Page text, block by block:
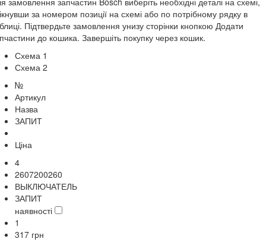
за номером позиції на схемі або по потрібному рядку в
Підтвердьте замовлення унизу сторінки кнопкою Додати
до кошика. Завершіть покупку через кошик.
Схема 1
Схема 2
№
Артикул
Назва
ЗАПИТ
Ціна
4
2607200260
ВЫКЛЮЧАТЕЛЬ
ЗАПИТ
наявності
1
317 грн